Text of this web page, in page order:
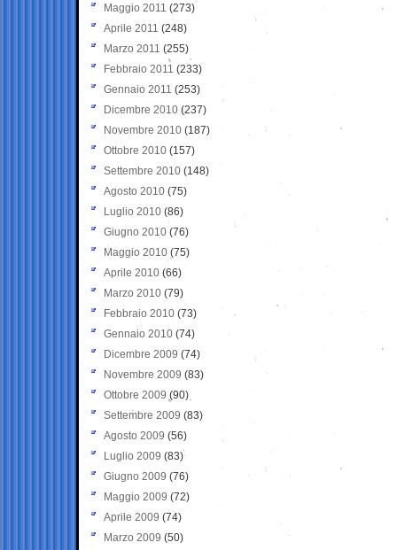
Maggio 2011 (273)
Aprile 2011 (248)
Marzo 2011 (255)
Febbraio 2011 (233)
Gennaio 2011 (253)
Dicembre 2010 (237)
Novembre 2010 (187)
Ottobre 2010 (157)
Settembre 2010 (148)
Agosto 2010 (75)
Luglio 2010 (86)
Giugno 2010 (76)
Maggio 2010 (75)
Aprile 2010 (66)
Marzo 2010 (79)
Febbraio 2010 (73)
Gennaio 2010 (74)
Dicembre 2009 (74)
Novembre 2009 (83)
Ottobre 2009 (90)
Settembre 2009 (83)
Agosto 2009 (56)
Luglio 2009 (83)
Giugno 2009 (76)
Maggio 2009 (72)
Aprile 2009 (74)
Marzo 2009 (50)